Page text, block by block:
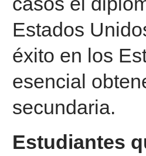
Estados
éxito en los
esencial
secundaria.
Estudiantes